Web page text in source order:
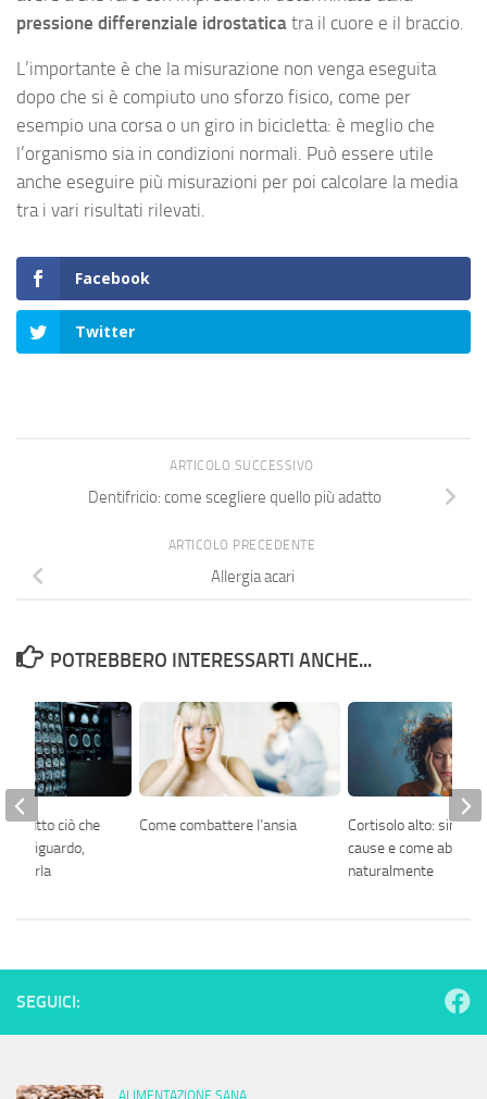
pressione differenziale idrostatica tra il cuore e il braccio.
L’importante è che la misurazione non venga eseguita
dopo che si è compiuto uno sforzo fisico, come per
esempio una corsa o un giro in bicicletta: è meglio che
l’organismo sia in condizioni normali. Può essere utile
anche eseguire più misurazioni per poi calcolare la media
tra i vari risultati rilevati.
Facebook
Twitter
ARTICOLO SUCCESSIVO
Dentifricio: come scegliere quello più adatto
ARTICOLO PRECEDENTE
Allergia acari
POTREBBERO INTERESSARTI ANCHE...
Come combattere l’ansia
Cortisolo alto:
cause e come
naturalmente
tutto ciò che
al riguardo,
farla
SEGUICI:
ALIMENTAZIONE SANA